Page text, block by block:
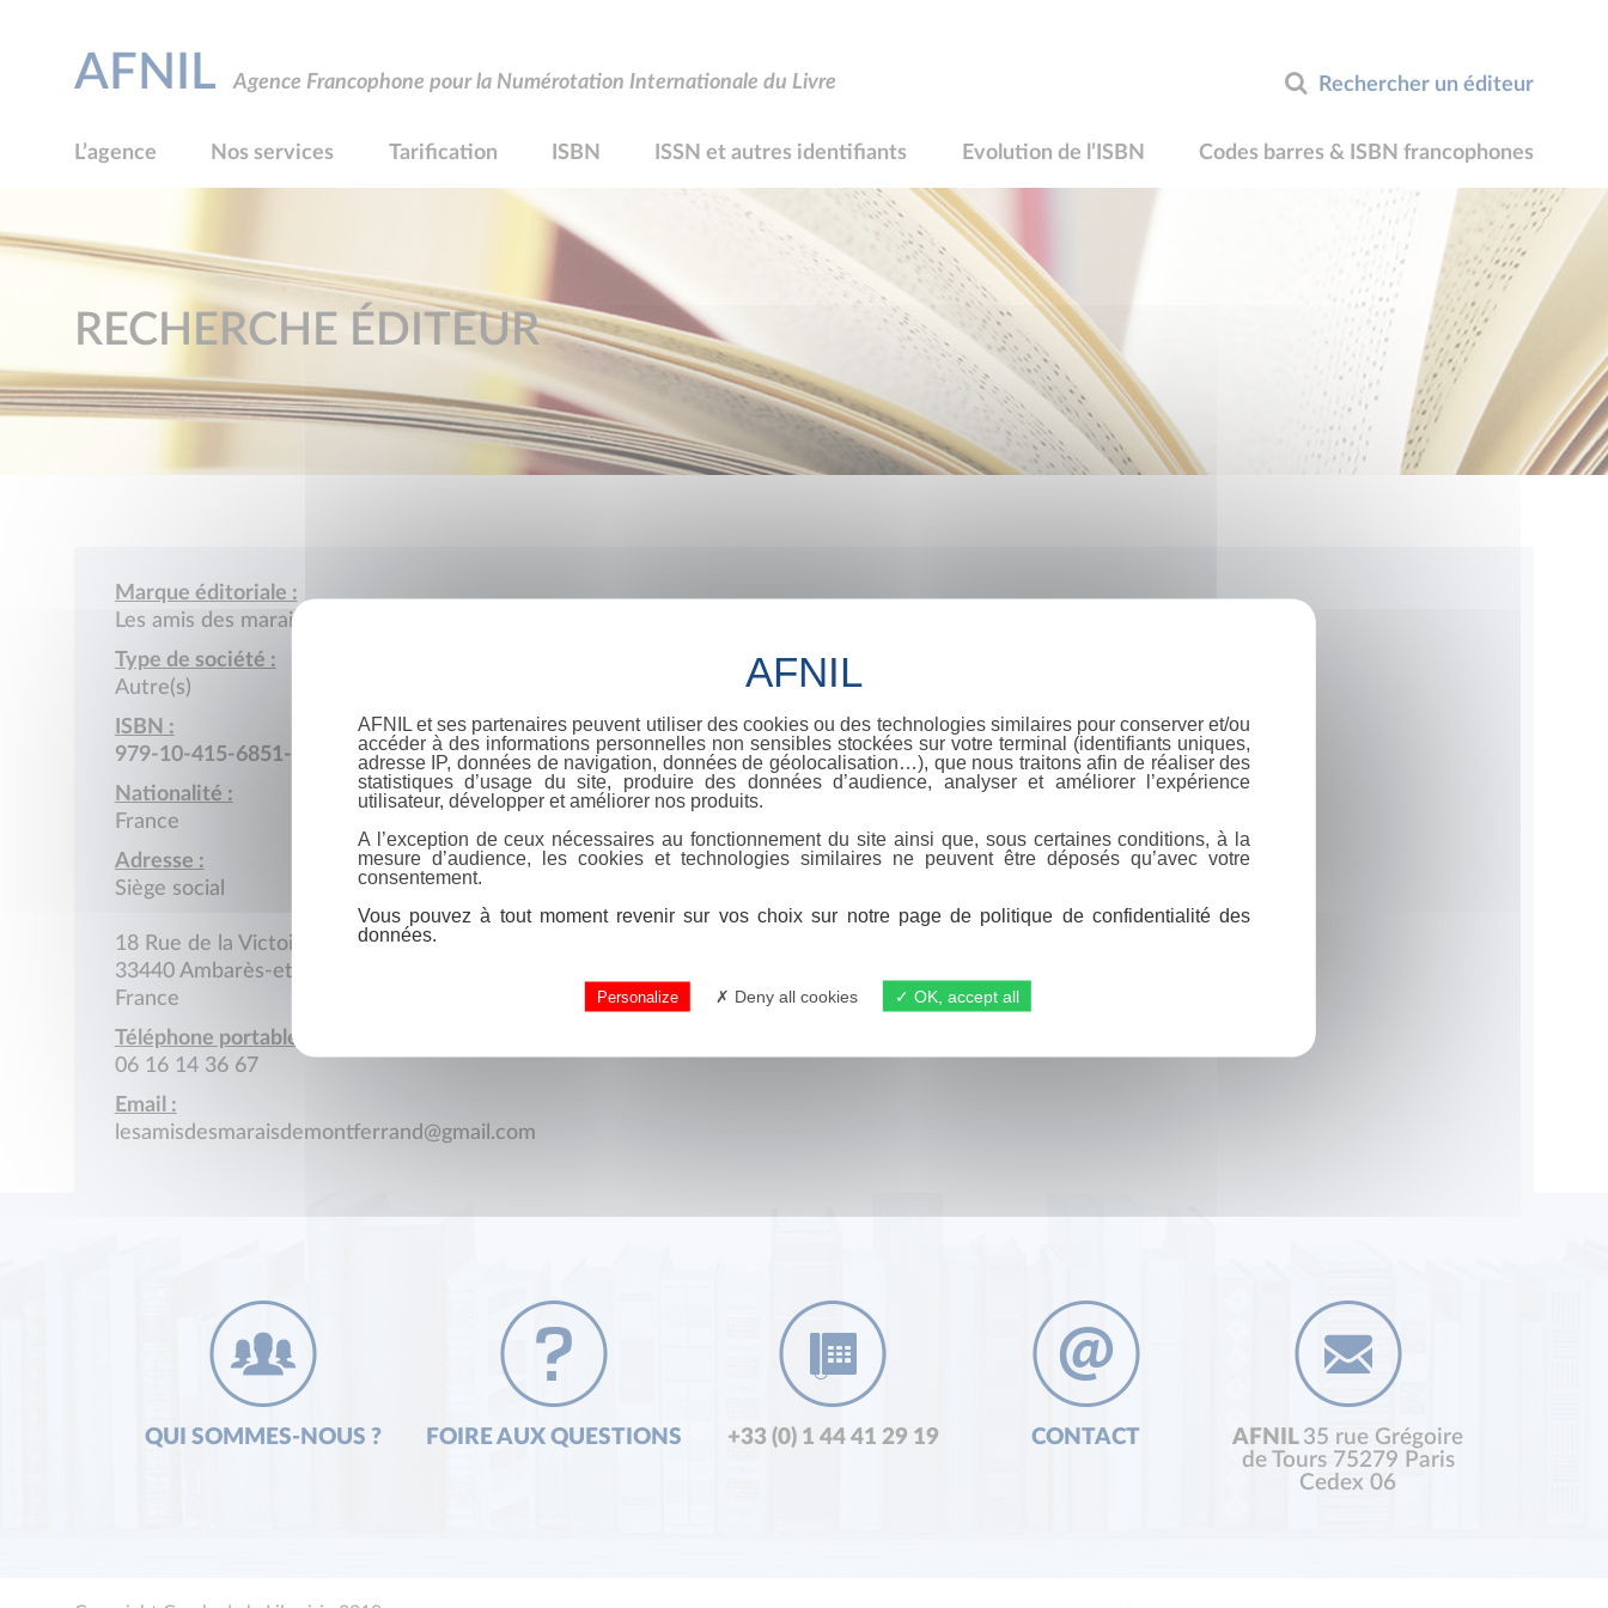
Rechercher un éditeur
AFNIL Agence Francophone pour la Numérotation Internationale du Livre
L’agence Nos services Tarification ISBN ISSN et autres identifiants Evolution de l’ISBN Codes barres & ISBN francophones
RECHERCHE ÉDITEUR
Marque éditoriale :
Les amis des marais de Montferrand
Type de société :
Autre(s)
ISBN :
979-10-415-6851-2
Nationalité :
France
Adresse :
Siège social
18 Rue de la Victoire
33440 Ambarès-et-Lagrave
France
Téléphone portable :
06 16 14 36 67
Email :
lesamisdesmaraisdemontferrand@gmail.com
QUI SOMMES-NOUS ? FOIRE AUX QUESTIONS +33 (0) 1 44 41 29 19 CONTACT AFNIL 35 rue Grégoire
de Tours 75279 Paris
Cedex 06
AFNIL et ses partenaires peuvent utiliser des cookies ou des technologies similaires pour conserver et/ou
accéder à des informations personnelles non sensibles stockées sur votre terminal (identifiants uniques,
adresse IP, données de navigation, données de géolocalisation…), que nous traitons afin de réaliser des
statistiques d’usage du site, produire des données d’audience, analyser et améliorer l’expérience
utilisateur, développer et améliorer nos produits.
A l’exception de ceux nécessaires au fonctionnement du site ainsi que, sous certaines conditions, à la
mesure d’audience, les cookies et technologies similaires ne peuvent être déposés qu’avec votre
consentement.
Vous pouvez à tout moment revenir sur vos choix sur notre page de politique de confidentialité des
données.
Personalize Deny all cookies OK, accept all